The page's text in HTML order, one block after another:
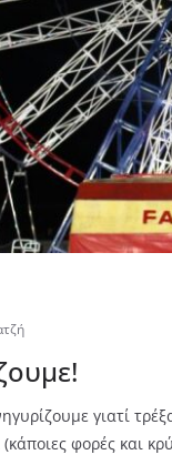
γιατί
φορές και